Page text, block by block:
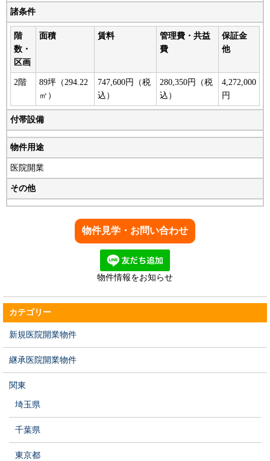
諸条件
階
数・
区画
面積 賃料
管理費・共益
費
保証金
他
2階
89坪（294.22
㎡）
747,600円（税
込）
280,350円（税
込）
4,272,000
円
付帯設備
物件用途
医院開業
その他
物件情報をお知らせ
カテゴリー
新規医院開業物件
継承医院開業物件
関東
埼玉県
千葉県
東京都